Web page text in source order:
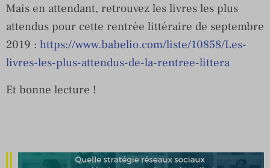
Mais en attendant, retrouvez les livres les plus
attendus pour cette rentrée littéraire de septembre
2019 : https://www.babelio.com/liste/10858/Les-
livres-les-plus-attendus-de-la-rentree-littera
Et bonne lecture !